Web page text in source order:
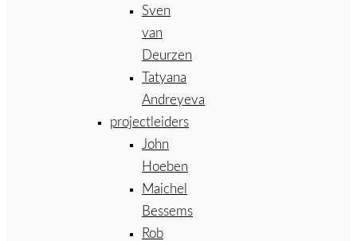
Sven
van
Deurzen
Tatyana
Andreyeva
projectleiders
John
Hoeben
Maichel
Bessems
Rob